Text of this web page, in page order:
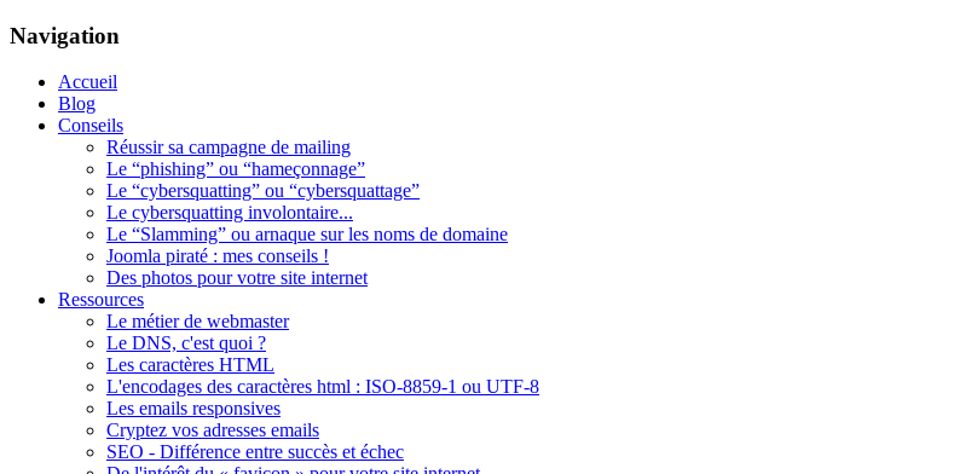
Navigation
Accueil
Blog
Conseils
Réussir sa campagne de mailing
Le “phishing” ou “hameçonnage”
Le “cybersquatting” ou “cybersquattage”
Le cybersquatting involontaire...
Le “Slamming” ou arnaque sur les noms de domaine
Joomla piraté : mes conseils !
Des photos pour votre site internet
Ressources
Le métier de webmaster
Le DNS, c'est quoi ?
Les caractères HTML
L'encodages des caractères html : ISO-8859-1 ou UTF-8
Les emails responsives
Cryptez vos adresses emails
SEO - Différence entre succès et échec